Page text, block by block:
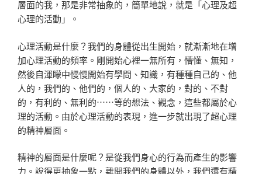
層面的我，那是非常抽象的，簡單地說，就是「心理及超
心理的活動」。
心理活動是什麼？我們的身體從出生開始，就漸漸地在增
加心理活動的頻率。剛開始心裡一無所有，懵懂、無知，
然後自渾矇中慢慢開始有學問、知識，有種種自己的、他
人的，我們的、他們的，個人的、大家的，對的、不對
的，有利的、無利的⋯⋯等的想法、觀念，這些都屬於心
理的活動。由於心理活動的表現，進一步就出現了超心理
的精神層面。
精神的層面是什麼呢？是從我們身心的行為而產生的影響
力。說得更抽象一點，離開我們的身體以外，我們還有精